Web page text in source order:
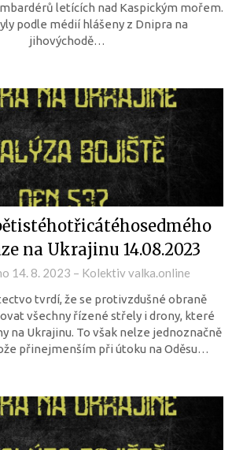
letících nad Kaspickým mořem.
podle médií hlášeny z Dnipra na
jihovýchodě…
na Ukrajinu 14.08.2023
14. 8. 2023 – Kolektiv valka.online
tvrdí, že se protivzdušné obraně
všechny řízené střely i drony, které
na Ukrajinu. To však nelze jednoznačně
přinejmenším při útoku na Oděsu…